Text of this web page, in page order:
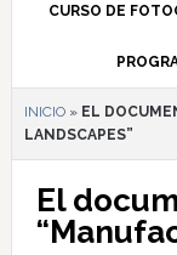
CURSO DE
INICIO» EL
LANDSCAPES”
El